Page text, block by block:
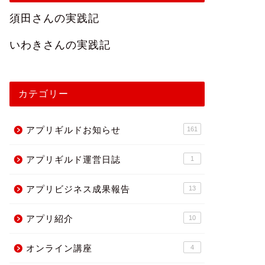
須田さんの実践記
いわきさんの実践記
カテゴリー
アプリギルドお知らせ 161
アプリギルド運営日誌 1
アプリビジネス成果報告 13
アプリ紹介 10
オンライン講座 4